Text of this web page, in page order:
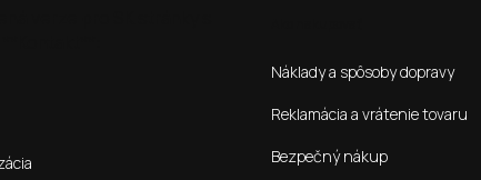
Náklady a spôsoby dopravy
Reklamácia a vrátenie tovaru
Bezpečný nákup